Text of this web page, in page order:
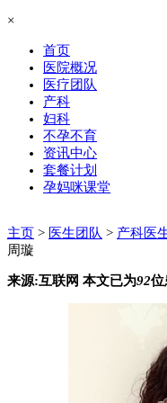
×
首页
医院概况
医疗团队
产科
妇科
不孕不育
资讯中心
套餐计划
孕妈咪课堂
主页 > 医生团队 > 产科医
周璇
来源:互联网 本文已为92位